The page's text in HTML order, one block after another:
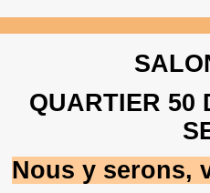
QUARTIER 50
Nous y serons,